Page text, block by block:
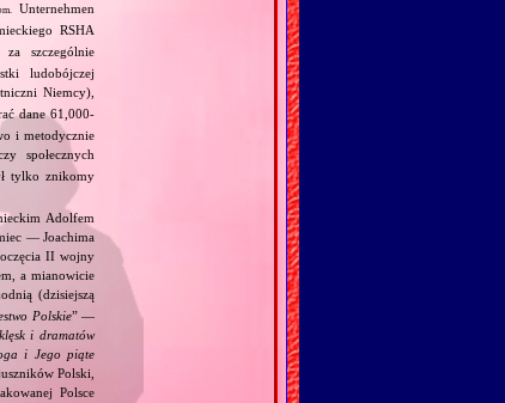
Unternehmen
RSHA
szczególnie
ludobójczej
Niemcy),
dane 61,000‐
i metodycznie
społecznych
tylko znikomy
Adolfem
— Joachima
II wojny
a mianowicie
(dzisiejszą
Polskie” —
i dramatów
i Jego piąte
Polski,
Polsce